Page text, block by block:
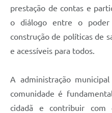
prestação de contas e
o diálogo entre o
construção de políticas de
e acessíveis para todos.
A administração
comunidade é
cidadã e contribuir com